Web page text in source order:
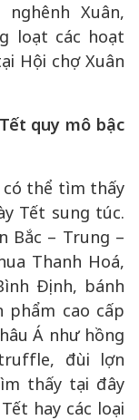
Xuân,
loạt các hoạt
Hội chợ Xuân
quy mô bậc
có thể tìm thấy
Tết sung túc.
Bắc – Trung –
Thanh Hoá,
Định, bánh
phẩm cao cấp
Á như hồng
đùi lợn
thấy tại đây
hay các loại